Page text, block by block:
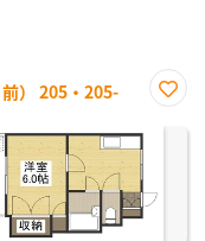
） 205・205-
に入